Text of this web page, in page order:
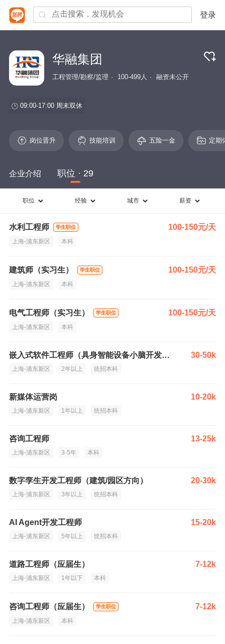
登录
华融集团
工程管理/勘察/监理 100-499人 融资未公开
09:00-17:00 周末双休
岗位晋升 技能培训 五险一金 定期
企业介绍 职位 · 29
职位 经验 城市 薪资
水利工程师 学生职位 100-150元/天
上海-浦东新区 本科
建筑师（实习生） 学生职位 100-150元/天
上海-浦东新区 本科
电气工程师（实习生） 学生职位 100-150元/天
上海-浦东新区 本科
嵌入式软件工程师（具身智能设备小脑开发方向） 30-50k
上海-浦东新区 2年以上 统招本科
新媒体运营岗 10-20k
上海-浦东新区 1年以上 统招本科
咨询工程师 13-25k
上海-浦东新区 3-5年 本科
数字孪生开发工程师（建筑/园区方向） 20-30k
上海-浦东新区 3年以上 统招本科
AI Agent开发工程师 15-20k
上海-浦东新区 5年以上 统招本科
道路工程师（应届生） 7-12k
上海-浦东新区 1年以下 本科
咨询工程师（应届生） 学生职位 7-12k
上海-浦东新区 本科